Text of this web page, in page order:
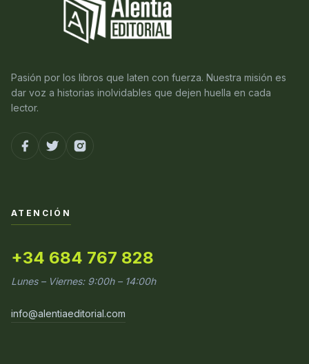
Pasión por los libros que laten con fuerza. Nuestra misión es
dar voz a historias inolvidables que dejen huella en cada
lector.
ATENCIÓN
+34 684 767 828
Lunes – Viernes: 9:00h – 14:00h
info@alentiaeditorial.com